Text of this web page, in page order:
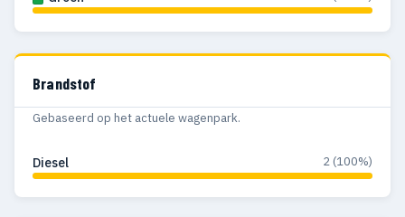
Brandstof
Gebaseerd op het actuele wagenpark.
Diesel 2 (100%)